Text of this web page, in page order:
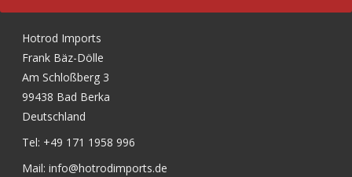
Hotrod Imports
Frank Bäz-Dölle
Am Schloßberg 3
99438 Bad Berka
Deutschland
Tel: +49 171 1958 996
Mail: info@hotrodimports.de